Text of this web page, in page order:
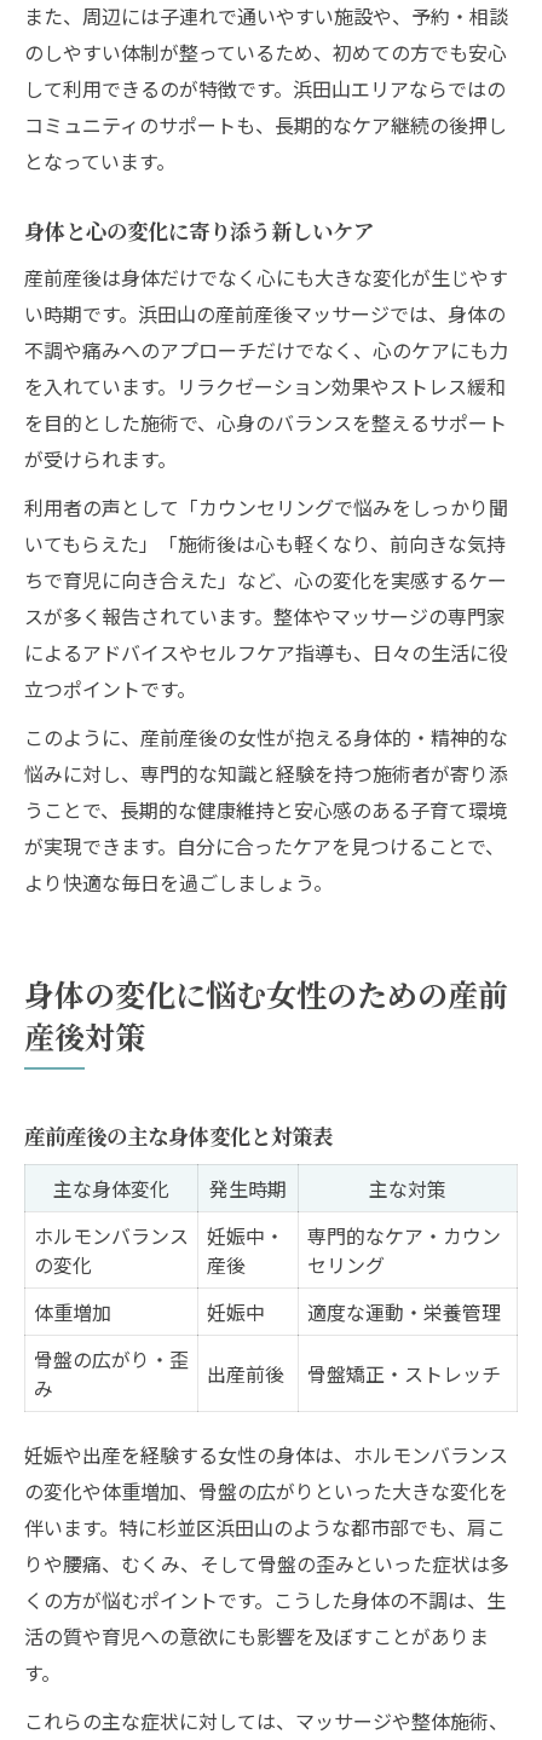
また、周辺には子連れで通いやすい施設や、予約・相談
のしやすい体制が整っているため、初めての方でも安心
して利用できるのが特徴です。浜田山エリアならではの
コミュニティのサポートも、長期的なケア継続の後押し
となっています。
身体と心の変化に寄り添う新しいケア
産前産後は身体だけでなく心にも大きな変化が生じやす
い時期です。浜田山の産前産後マッサージでは、身体の
不調や痛みへのアプローチだけでなく、心のケアにも力
を入れています。リラクゼーション効果やストレス緩和
を目的とした施術で、心身のバランスを整えるサポート
が受けられます。
利用者の声として「カウンセリングで悩みをしっかり聞
いてもらえた」「施術後は心も軽くなり、前向きな気持
ちで育児に向き合えた」など、心の変化を実感するケー
スが多く報告されています。整体やマッサージの専門家
によるアドバイスやセルフケア指導も、日々の生活に役
立つポイントです。
このように、産前産後の女性が抱える身体的・精神的な
悩みに対し、専門的な知識と経験を持つ施術者が寄り添
うことで、長期的な健康維持と安心感のある子育て環境
が実現できます。自分に合ったケアを見つけることで、
より快適な毎日を過ごしましょう。
身体の変化に悩む女性のための産前
産後対策
産前産後の主な身体変化と対策表
主な身体変化 発生時期
主な対策
ホルモンバランス
の変化
妊娠中・
産後
専門的なケア・カウン
セリング
体重増加
妊娠中
適度な運動・栄養管理
骨盤の広がり・歪
み
出産前後 骨盤矯正・ストレッチ
妊娠や出産を経験する女性の身体は、ホルモンバランス
の変化や体重増加、骨盤の広がりといった大きな変化を
伴います。特に杉並区浜田山のような都市部でも、肩こ
りや腰痛、むくみ、そして骨盤の歪みといった症状は多
くの方が悩むポイントです。こうした身体の不調は、生
活の質や育児への意欲にも影響を及ぼすことがありま
す。
これらの主な症状に対しては、マッサージや整体施術、